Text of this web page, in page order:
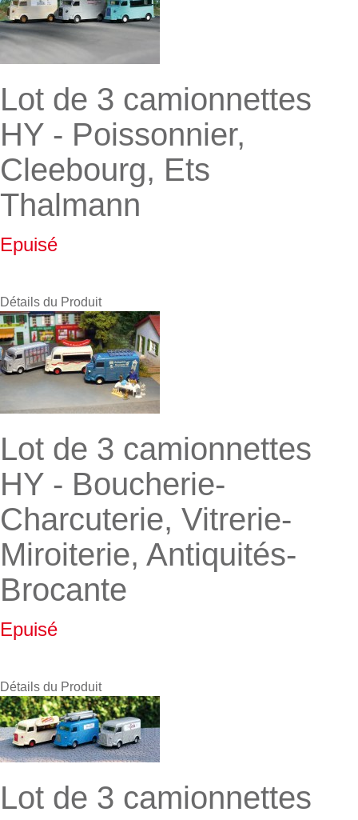
Lot de 3 camionnettes
HY - Poissonnier,
Cleebourg, Ets
Thalmann
Epuisé
Détails du Produit
Lot de 3 camionnettes
HY - Boucherie-
Charcuterie, Vitrerie-
Miroiterie, Antiquités-
Brocante
Epuisé
Détails du Produit
Lot de 3 camionnettes